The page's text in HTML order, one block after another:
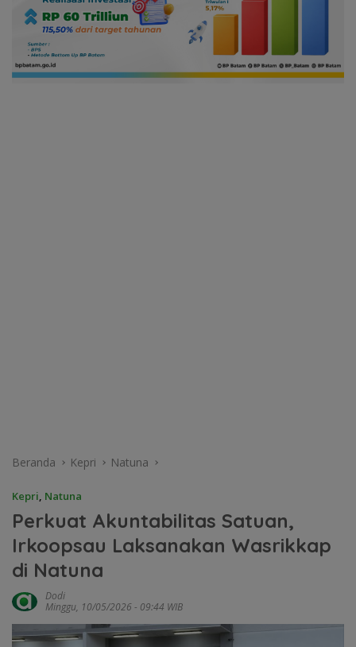
Beranda Kepri Natuna
Kepri, Natuna
Perkuat Akuntabilitas Satuan,
Irkoopsau Laksanakan Wasrikkap
di Natuna
Dodi
Minggu, 10/05/2026 - 09:44 WIB